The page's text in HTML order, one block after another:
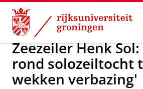
Skip
Content
Skip
Navigation
Over ons Actueel Nieuws
Zeezeiler Henk
rond solozeiltocht
wekken verbazing'